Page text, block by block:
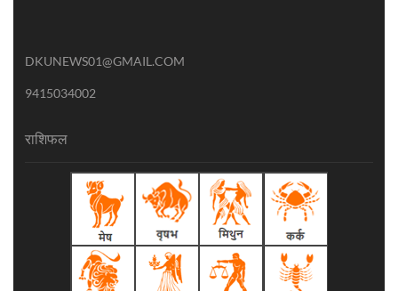
DKUNEWS01@GMAIL.COM
9415034002
राशिफल